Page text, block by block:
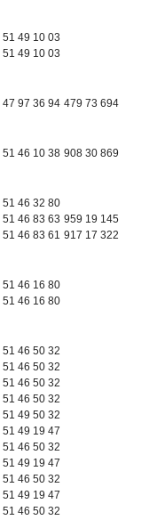
51 49 10 03
51 49 10 03
47 97 36 94 479 73 694
51 46 10 38 908 30 869
51 46 32 80
51 46 83 63 959 19 145
51 46 83 61 917 17 322
51 46 16 80
51 46 16 80
51 46 50 32
51 46 50 32
51 46 50 32
51 46 50 32
51 49 50 32
51 49 19 47
51 46 50 32
51 49 19 47
51 46 50 32
51 49 19 47
51 46 50 32